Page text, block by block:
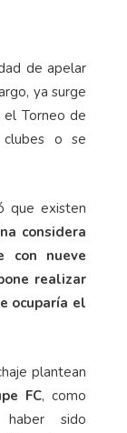
de apelar
ya surge
Torneo de
clubes o se
que existen
considera
con nueve
realizar
ocuparía el
plantean
FC, como
sido